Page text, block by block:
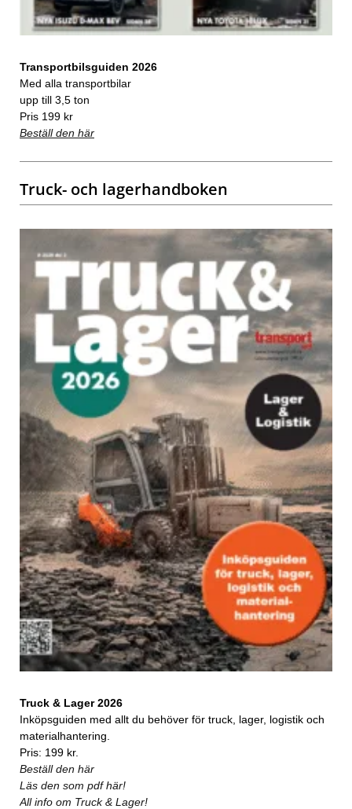
Transportbilsguiden 2026
Med alla transportbilar
upp till 3,5 ton
Pris 199 kr
Beställ den här
Truck- och lagerhandboken
Truck & Lager 2026
Inköpsguiden med allt du behöver för truck, lager, logistik och
materialhantering.
Pris: 199 kr.
Beställ den här
Läs den som pdf här!
All info om Truck & Lager!